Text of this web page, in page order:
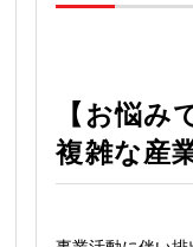
【お悩み
複雑な産